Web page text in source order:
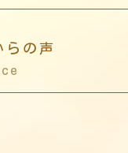
らの声